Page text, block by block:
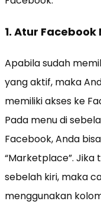
1. Atur
Apabila sudah
yang aktif, maka
memiliki akses ke
Pada menu di
Facebook, Anda
“Marketplace”.
sebelah kiri, maka
menggunakan